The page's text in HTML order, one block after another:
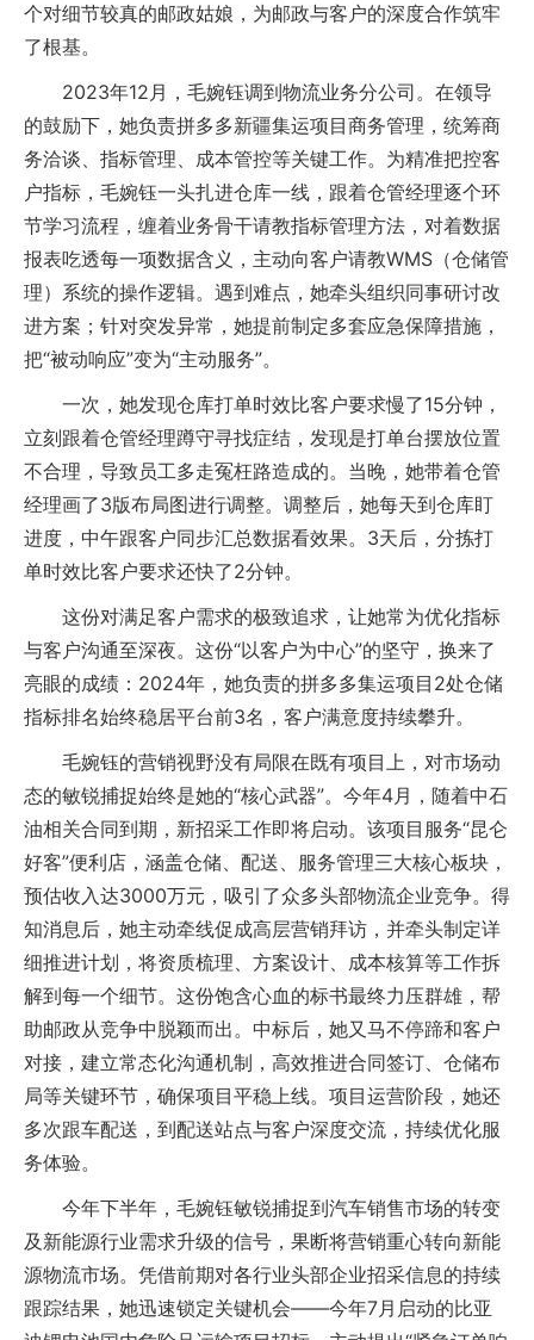
个对细节较真的邮政姑娘，为邮政与客户的深度合作筑牢
了根基。
2023年12月，毛婉钰调到物流业务分公司。在领导
的鼓励下，她负责拼多多新疆集运项目商务管理，统筹商
务洽谈、指标管理、成本管控等关键工作。为精准把控客
户指标，毛婉钰一头扎进仓库一线，跟着仓管经理逐个环
节学习流程，缠着业务骨干请教指标管理方法，对着数据
报表吃透每一项数据含义，主动向客户请教WMS（仓储管
理）系统的操作逻辑。遇到难点，她牵头组织同事研讨改
进方案；针对突发异常，她提前制定多套应急保障措施，
把“被动响应”变为“主动服务”。
一次，她发现仓库打单时效比客户要求慢了15分钟，
立刻跟着仓管经理蹲守寻找症结，发现是打单台摆放位置
不合理，导致员工多走冤枉路造成的。当晚，她带着仓管
经理画了3版布局图进行调整。调整后，她每天到仓库盯
进度，中午跟客户同步汇总数据看效果。3天后，分拣打
单时效比客户要求还快了2分钟。
这份对满足客户需求的极致追求，让她常为优化指标
与客户沟通至深夜。这份“以客户为中心”的坚守，换来了
亮眼的成绩：2024年，她负责的拼多多集运项目2处仓储
指标排名始终稳居平台前3名，客户满意度持续攀升。
毛婉钰的营销视野没有局限在既有项目上，对市场动
态的敏锐捕捉始终是她的“核心武器”。今年4月，随着中石
油相关合同到期，新招采工作即将启动。该项目服务“昆仑
好客”便利店，涵盖仓储、配送、服务管理三大核心板块，
预估收入达3000万元，吸引了众多头部物流企业竞争。得
知消息后，她主动牵线促成高层营销拜访，并牵头制定详
细推进计划，将资质梳理、方案设计、成本核算等工作拆
解到每一个细节。这份饱含心血的标书最终力压群雄，帮
助邮政从竞争中脱颖而出。中标后，她又马不停蹄和客户
对接，建立常态化沟通机制，高效推进合同签订、仓储布
局等关键环节，确保项目平稳上线。项目运营阶段，她还
多次跟车配送，到配送站点与客户深度交流，持续优化服
务体验。
今年下半年，毛婉钰敏锐捕捉到汽车销售市场的转变
及新能源行业需求升级的信号，果断将营销重心转向新能
源物流市场。凭借前期对各行业头部企业招采信息的持续
跟踪结果，她迅速锁定关键机会——今年7月启动的比亚